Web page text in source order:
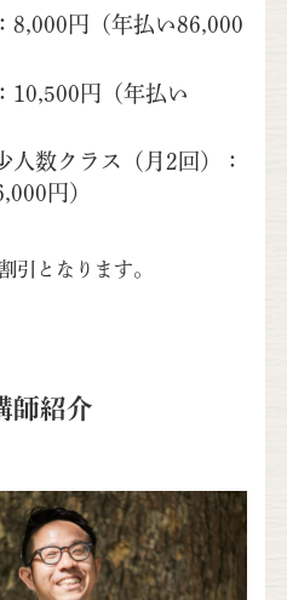
8,000円（年払い86,000
10,500円（年払い
人数クラス（月2回）：
円）
引となります。
師紹介